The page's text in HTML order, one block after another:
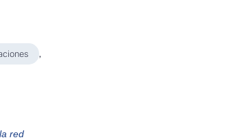
,
red